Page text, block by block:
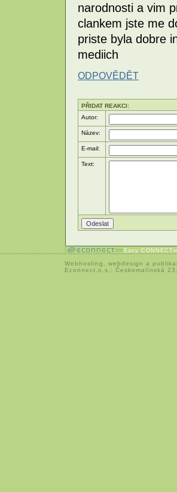
narodnosti a vim
clankem jste me
priste byla dobre
mediich
ODPOVĚDĚT
PŘIDAT REAKCI:
Autor:
Název:
E-mail:
Text:
Easy
Webhosting webdesign a
Econnect,o.s.; Českomalínská